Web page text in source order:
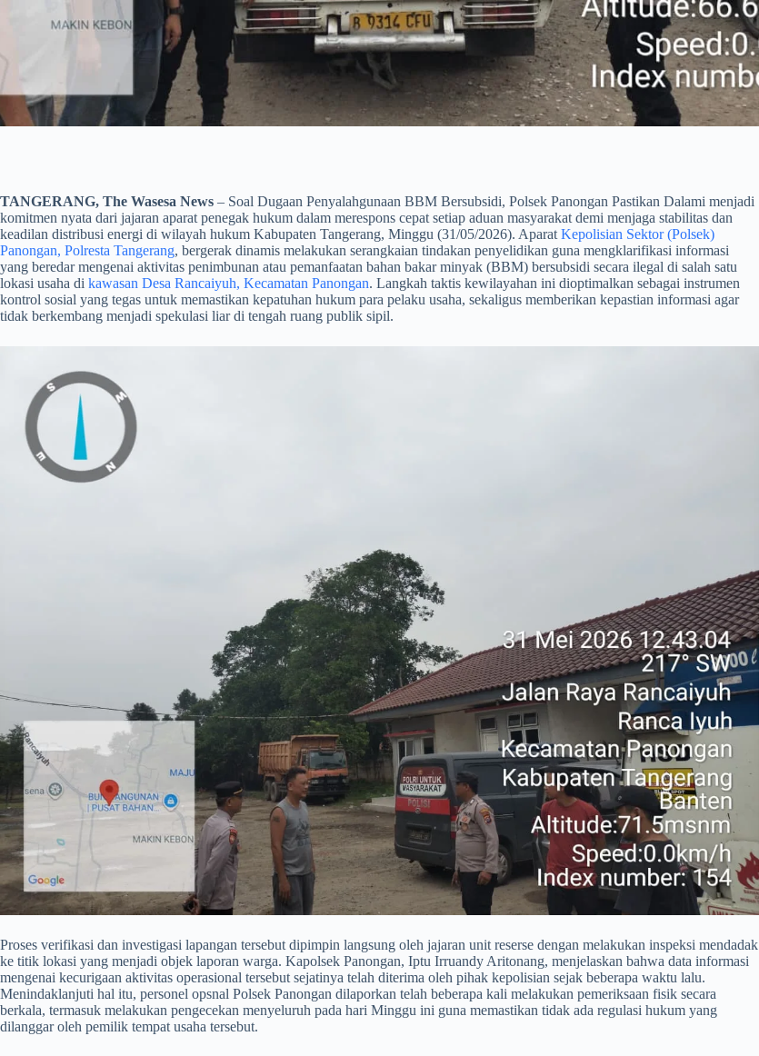
TANGERANG, The Wasesa News – Soal Dugaan Penyalahgunaan BBM Bersubsidi, Polsek Panongan Pastikan Dalami menjadi
komitmen nyata dari jajaran aparat penegak hukum dalam merespons cepat setiap aduan masyarakat demi menjaga stabilitas dan
keadilan distribusi energi di wilayah hukum Kabupaten Tangerang, Minggu (31/05/2026). AparatKepolisian Sektor (Polsek)
Panongan, Polresta Tangerang, bergerak dinamis melakukan serangkaian tindakan penyelidikan guna mengklarifikasi informasi
yang beredar mengenai aktivitas penimbunan atau pemanfaatan bahan bakar minyak (BBM) bersubsidi secara ilegal di salah satu
lokasi usaha di kawasan Desa Rancaiyuh, Kecamatan Panongan. Langkah taktis kewilayahan ini dioptimalkan sebagai instrumen
kontrol sosial yang tegas untuk memastikan kepatuhan hukum para pelaku usaha, sekaligus memberikan kepastian informasi agar
tidak berkembang menjadi spekulasi liar di tengah ruang publik sipil.
​Proses verifikasi dan investigasi lapangan tersebut dipimpin langsung oleh jajaran unit reserse dengan melakukan inspeksi mendadak
ke titik lokasi yang menjadi objek laporan warga. Kapolsek Panongan, Iptu Irruandy Aritonang, menjelaskan bahwa data informasi
mengenai kecurigaan aktivitas operasional tersebut sejatinya telah diterima oleh pihak kepolisian sejak beberapa waktu lalu.
Menindaklanjuti hal itu, personel opsnal Polsek Panongan dilaporkan telah beberapa kali melakukan pemeriksaan fisik secara
berkala, termasuk melakukan pengecekan menyeluruh pada hari Minggu ini guna memastikan tidak ada regulasi hukum yang
dilanggar oleh pemilik tempat usaha tersebut.